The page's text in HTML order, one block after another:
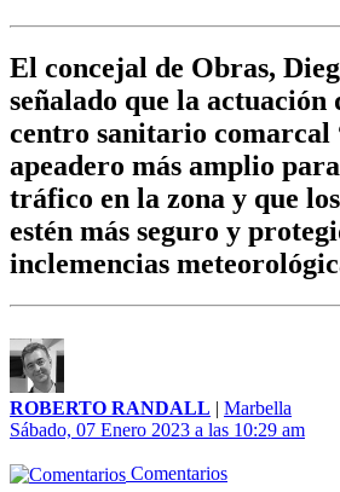
El concejal de Obras,
señalado que la actuación
centro sanitario comarcal
apeadero más amplio
tráfico en la zona y que
estén más seguro y
inclemencias
ROBERTO RANDALL | Marbella
Sábado, 07 Enero 2023 a las 10:29 am
Comentarios